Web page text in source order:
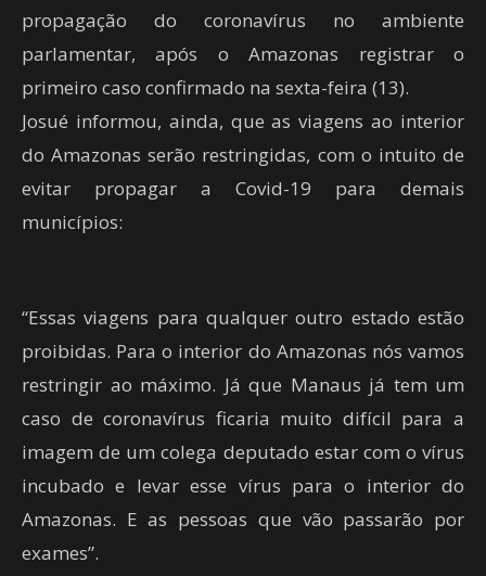
propagação do coronavírus no ambiente
parlamentar, após o Amazonas registrar o
primeiro caso confirmado na sexta-feira (13).
Josué informou, ainda, que as viagens ao interior
do Amazonas serão restringidas, com o intuito de
evitar propagar a Covid-19 para demais
municípios:
“Essas viagens para qualquer outro estado estão
proibidas. Para o interior do Amazonas nós vamos
restringir ao máximo. Já que Manaus já tem um
caso de coronavírus ficaria muito difícil para a
imagem de um colega deputado estar com o vírus
incubado e levar esse vírus para o interior do
Amazonas. E as pessoas que vão passarão por
exames”.